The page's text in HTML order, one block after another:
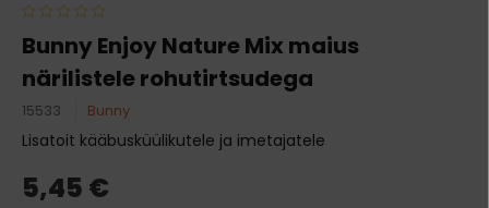
Bunny Enjoy Nature Mix maius
närilistele rohutirtsudega
15533 Bunny
Lisatoit kääbusküülikutele ja imetajatele
5,45 €